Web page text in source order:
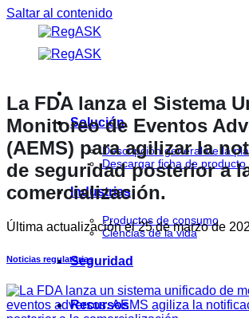
Saltar al contenido
Solución
Descripción general de la
Descargar ficha de producto
Industrias
Productos de consumo
Ciencias de la vida
Seguridad
Recursos
La FDA lanza el Sistema
Monitoreo de Eventos
(AEMS) para agilizar la
de seguridad posterior a
comercialización.
Última actualización el25 de marzo de
Noticias regulatorias